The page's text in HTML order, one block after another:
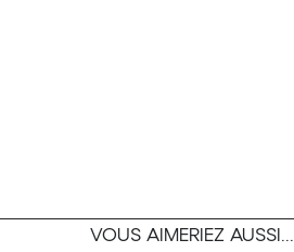
VOUS AIMERIEZ AUSSI...